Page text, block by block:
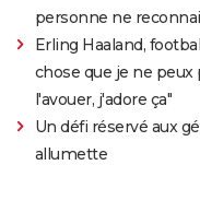
personne ne
Erling Haaland,
chose que je ne peux
l'avouer, j'adore ça"
Un défi réservé aux
allumette